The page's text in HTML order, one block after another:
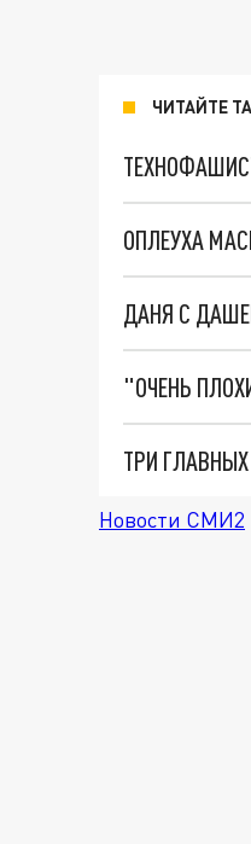
ЧИТАЙТЕ
ОПЛЕУХА
ДАНЯ С
Новости СМИ2